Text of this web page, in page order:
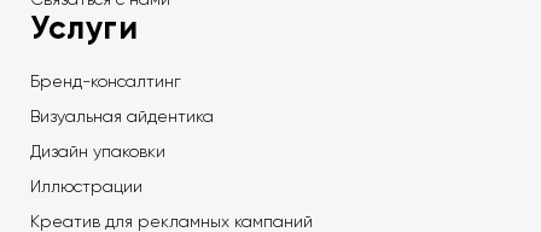
Услуги
Бренд-консалтинг
Визуальная айдентика
Дизайн упаковки
Иллюстрации
Креатив для рекламных кампаний